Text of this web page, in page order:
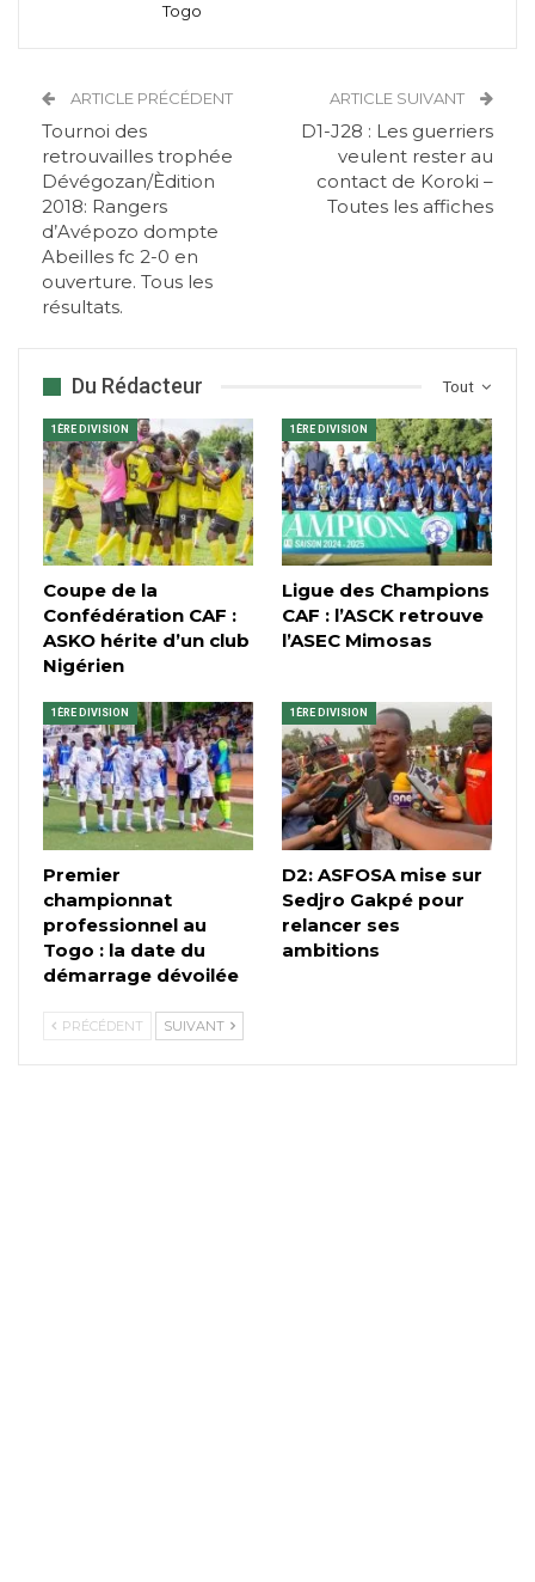
Togo
ARTICLE PRÉCÉDENT
Tournoi des
retrouvailles trophée
Dévégozan/Èdition
2018: Rangers
d’Avépozo dompte
Abeilles fc 2-0 en
ouverture. Tous les
résultats.
ARTICLE SUIVANT
D1-J28 : Les guerriers
veulent rester au
contact de Koroki –
Toutes les affiches
Tout
Du Rédacteur
1ÈRE DIVISION
Coupe de la
Confédération CAF :
ASKO hérite d’un club
Nigérien
1ÈRE DIVISION
Ligue des Champions
CAF : l’ASCK retrouve
l’ASEC Mimosas
1ÈRE DIVISION
Premier
championnat
professionnel au
Togo : la date du
démarrage dévoilée
1ÈRE DIVISION
D2: ASFOSA mise sur
Sedjro Gakpé pour
relancer ses
ambitions
PRÉCÉDENT SUIVANT